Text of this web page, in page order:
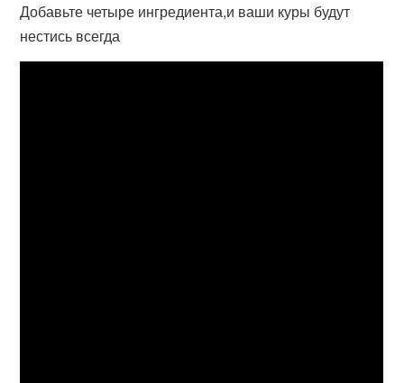
Добавьте четыре ингредиента,и ваши куры будут
нестись всегда